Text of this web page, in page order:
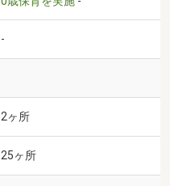
-
2ヶ所
25ヶ所